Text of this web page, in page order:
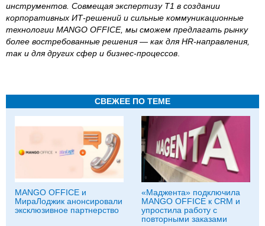
инструментов. Совмещая экспертизу Т1 в создании
корпоративных ИТ-решений и сильные коммуникационные
технологии MANGO OFFICE, мы сможем предлагать рынку
более востребованные решения — как для HR-направления,
так и для других сфер и бизнес-процессов
СВЕЖЕЕ ПО ТЕМЕ
MANGO OFFICE и
МираЛоджик анонсировали
эксклюзивное партнерство
«Маджента» подключила
MANGO OFFICE к CRM и
упростила работу с
повторными заказами